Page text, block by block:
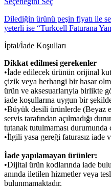
Dilediğin ürünü peşin fiyatı ile
yeterli ise “Turkcell Faturana
İptal/İade Koşulları
Dikkat edilmesi gerekenler
•İade edilecek ürünün orijinal
çizik veya herhangi bir hasar
ürün ve aksesuarlarıyla birlikte
iade koşullarına uygun bir
•Büyük desili ürünlerde (Beyaz
servis tarafından açılmadığı
tutanak tutulmaması
•İlgili yasa gereği faturasız iade
İade yapılamayan ürünler:
•Dijital ürün kodlarında iade
anında iletilen hizmetler veya
bulunmamaktadır.